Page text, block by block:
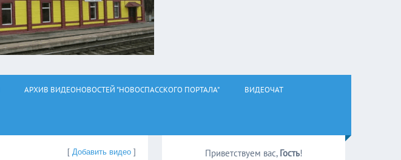
АРХИВ ВИДЕОНОВОСТЕЙ "НОВОСПАССКОГО ПОРТАЛА" ВИДЕОЧАТ
[Добавить видео ] Приветствуем вас, Гость!